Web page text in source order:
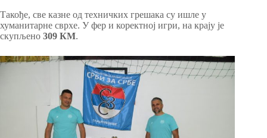
Такође, све казне од техничких грешака су ишле у
хуманитарне сврхе. У фер и коректној игри, на крају је
скупљено 309 КМ.